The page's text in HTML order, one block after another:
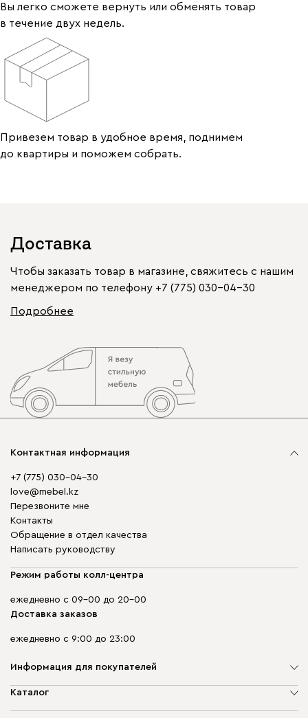
Вы легко сможете вернуть или обменять товар
в течение двух недель.
Привезем товар в удобное время, поднимем
до квартиры и поможем собрать.
Доставка
Чтобы заказать товар в магазине, свяжитесь с нашим
менеджером по телефону +7 (775) 030-04-30
Подробнее
Контактная информация
+7 (775) 030-04-30
love@mebel.kz
Перезвоните мне
Контакты
Обращение в отдел качества
Написать руководству
Режим работы колл-центра
ежедневно с 09-00 до 20-00
Доставка заказов
ежедневно с 9:00 до 23:00
Информация для покупателей
О компании
Каталог